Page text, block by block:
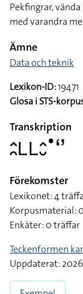
Pekfingrar,
med varandra
Ämne
Data och teknik
Lexikon-ID:19471
Glosa i STS-
Transkription
􌤵􌥘􌥈􌥈􌤵􌤷􌤟􌥬
Förekomster
Lexikonet: 4
Korpusmaterial:
Enkäter: 0 träffar
Teckenformen
Uppdaterat: